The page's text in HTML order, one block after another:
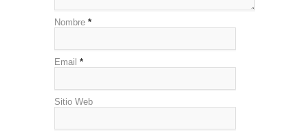
Nombre *
Email *
Sitio Web